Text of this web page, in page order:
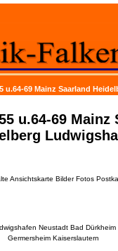
u.64-69 Mainz Saarland
u.64-69 Mainz
Ansichtskarte Bilder Fotos
Neustadt Bad Dürkheim
Germersheim Kaiserslautern